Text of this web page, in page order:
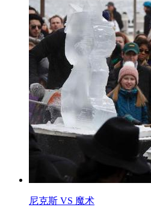
尼克斯 VS 魔术